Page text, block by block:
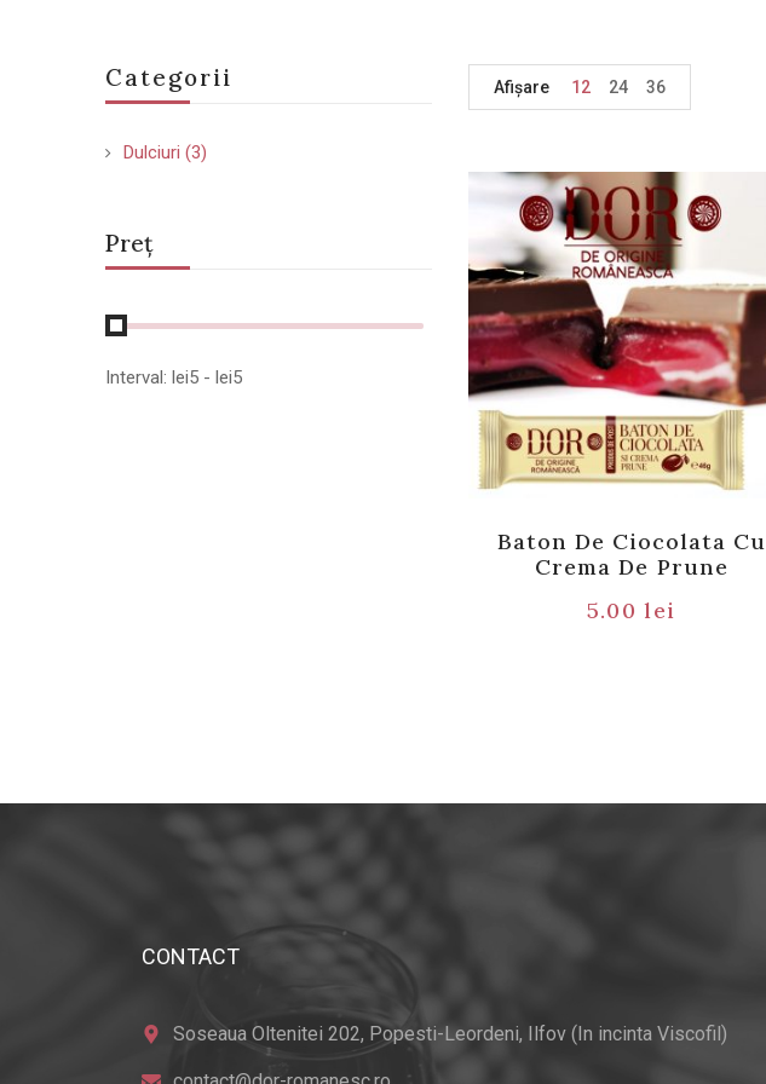
Categorii
Dulciuri (3)
Preț
Interval: lei5 - lei5
Afișare 12 24 36
Baton De Ciocolata Cu
Crema De Prune
5.00lei
CONTACT
Soseaua Oltenitei 202, Popesti-Leordeni, Ilfov (In incinta Viscofil)